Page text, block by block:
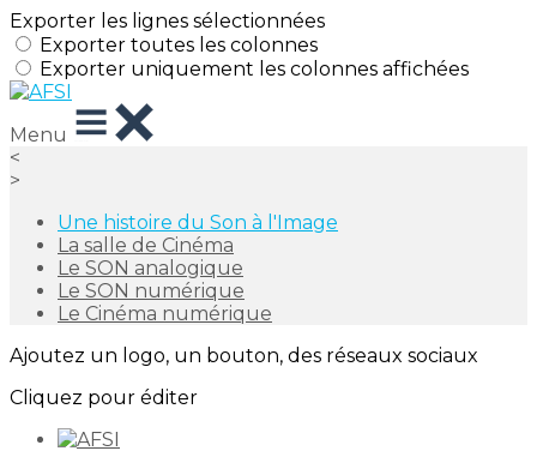
Exporter les lignes sélectionnées
Exporter toutes les colonnes
Exporter uniquement les colonnes affichées
Menu
<
>
Une histoire du Son à l'Image
La salle de Cinéma
Le SON analogique
Le SON numérique
Le Cinéma numérique
Ajoutez un logo, un bouton, des réseaux sociaux
Cliquez pour éditer